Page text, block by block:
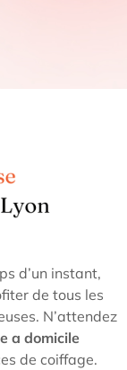
d’un instant,
de tous les
N’attendez
a domicile
de coiffage.